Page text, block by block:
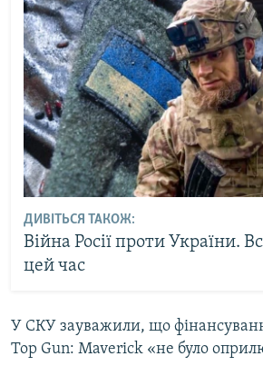
ДИВІТЬСЯ ТАКОЖ:
Війна Росії проти України.
цей час
У СКУ зауважили, що
Top Gun: Maverick «не було